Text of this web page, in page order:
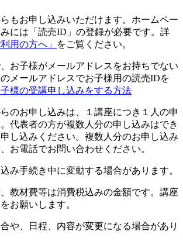
もお申し込みいただけます。ホームペー
には「読売ID」の登録が必要です。詳
用の方へ」 をご覧ください。
お子様がメールアドレスをお持ちでない
メールアドレスでお子様用の読売IDを
様の受講申し込みをする方法
のお申し込みは、１講座につき１人の申
代表者の方が複数人分の申し込みはでき
し込みください。複数人分のお申し込み
お電話でお問い合わせください。
み手続き中に変動する場合があります。
教材費等は消費税込みの金額です。講座
お願いします。
や、日程、内容が変更になる場合があり